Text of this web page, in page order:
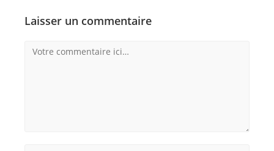
Laisser un commentaire